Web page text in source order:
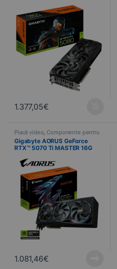
1.377,05€
Placă video Componente pentru
PC Informatică
Gigabyte AORUS GeForce
RTX™ 5070 Ti MASTER 16G
1.081,46€